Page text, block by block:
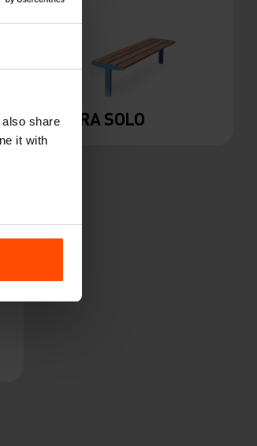
share
it with
VERA SOLO